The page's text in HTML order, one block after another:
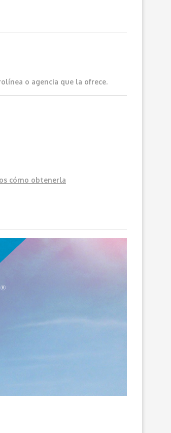
o agencia que la ofrece.
cómo obtenerla